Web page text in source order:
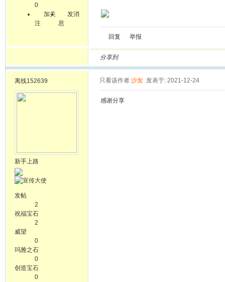
0
加关
注
发消
息
回复 举报
分享到
离线152639
新手上路
发帖
2
祝福宝石
2
威望
0
玛雅之石
0
创造宝石
0
只看该作者 沙发 发表于: 2021-12-24
感谢分享